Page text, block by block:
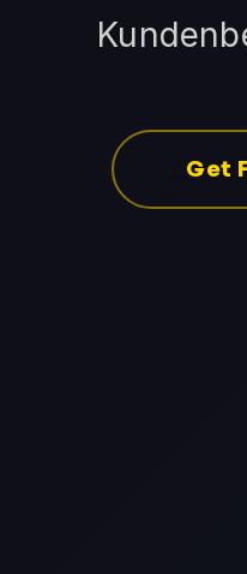
Get